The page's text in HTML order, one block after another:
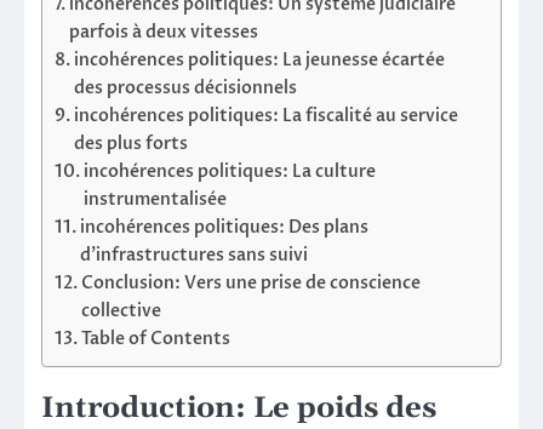
incohérences politiques: Un système judiciaire
parfois à deux vitesses
incohérences politiques: La jeunesse écartée
des processus décisionnels
incohérences politiques: La fiscalité au service
des plus forts
incohérences politiques: La culture
instrumentalisée
incohérences politiques: Des plans
d’infrastructures sans suivi
Conclusion: Vers une prise de conscience
collective
Table of Contents
Introduction: Le poids des